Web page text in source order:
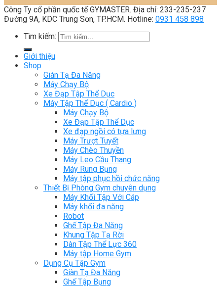
Công Ty cổ phần quốc tế GYMASTER. Địa chỉ: 233-235-237
Đường 9A, KDC Trung Sơn, TP.HCM. Hotline: 0931 458 898
Tìm kiếm:
Giới thiệu
Shop
Giàn Tạ Đa Năng
Máy Chạy Bộ
Xe Đạp Tập Thể Dục
Máy Tập Thể Dục ( Cardio )
Máy Chạy Bộ
Xe Đạp Tập Thể Dục
Xe đạp ngồi có tựa lưng
Máy Trượt Tuyết
Máy Chèo Thuyền
Máy Leo Cầu Thang
Máy Rung Bụng
Máy tập phục hồi chức năng
Thiết Bị Phòng Gym chuyên dụng
Máy Khối Tập Với Cáp
Máy khối đa năng
Robot
Ghế Tập Đa Năng
Khung Tập Tạ Rời
Dàn Tập Thể Lực 360
Máy tập Home Gym
Dụng Cụ Tập Gym
Giàn Tạ Đa Năng
Ghế Tập Bụng